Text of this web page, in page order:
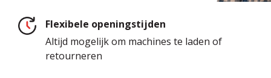
Flexibele openingstijden
Altijd mogelijk om machines te laden of
retourneren